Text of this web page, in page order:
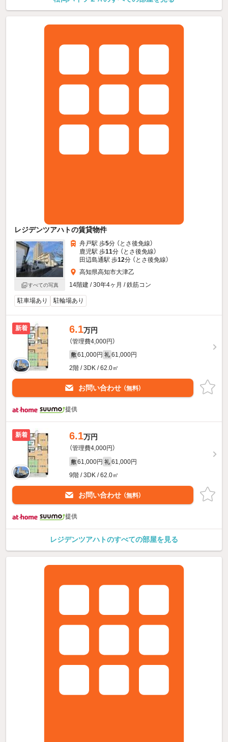
レジデンツアハトの賃貸物件
すべての写真
舟戸駅 歩5分 （とさ後免線）
鹿児駅 歩11分 （とさ後免線）
田辺島通駅 歩12分 （とさ後免線）
高知県高知市大津乙
14階建 / 30年4ヶ月 / 鉄筋コン
駐車場あり 駐輪場あり
新着 6.1万円
（管理費4,000円）
敷 61,000円 礼 61,000円
2階 / 3DK / 62.0㎡
お問い合わせ （無料）
提供
新着 6.1万円
（管理費4,000円）
敷 61,000円 礼 61,000円
9階 / 3DK / 62.0㎡
お問い合わせ （無料）
提供
レジデンツアハトのすべての部屋を見る